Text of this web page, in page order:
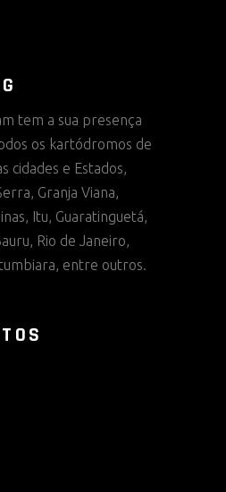
tem a sua presença
os kartódromos de
cidades e Estados,
Granja Viana,
Itu, Guaratinguetá,
Rio de Janeiro,
entre outros.